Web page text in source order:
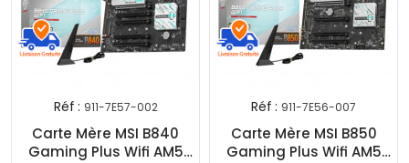
Réf : 911-7E57-002
Carte Mère MSI B840
Gaming Plus Wifi AM5
Réf : 911-7E56-007
Carte Mère MSI B850
Gaming Plus Wifi AM5